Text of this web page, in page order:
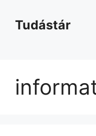
tartalomba
Tudástár